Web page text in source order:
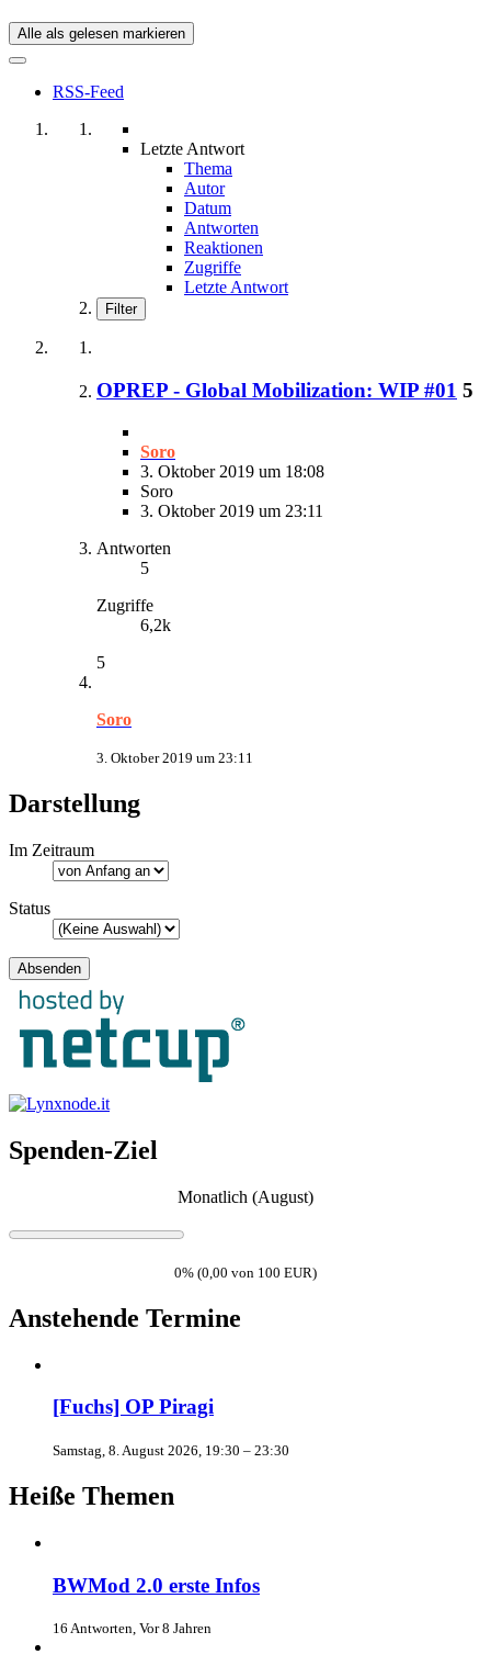
Alle als gelesen markieren
RSS-Feed
Letzte Antwort
Thema
Autor
Datum
Antworten
Reaktionen
Zugriffe
Letzte Antwort
Filter
OPREP - Global Mobilization: WIP #01 5
Soro
3. Oktober 2019 um 18:08
Soro
3. Oktober 2019 um 23:11
Antworten
5
Zugriffe
6,2k
5
Soro
3. Oktober 2019 um 23:11
Darstellung
Im Zeitraum
Status
Spenden-Ziel
Monatlich (August)
0% (0,00 von 100 EUR)
Anstehende Termine
[Fuchs] OP Piragi
Samstag, 8. August 2026, 19:30 – 23:30
Heiße Themen
BWMod 2.0 erste Infos
16 Antworten, Vor 8 Jahren